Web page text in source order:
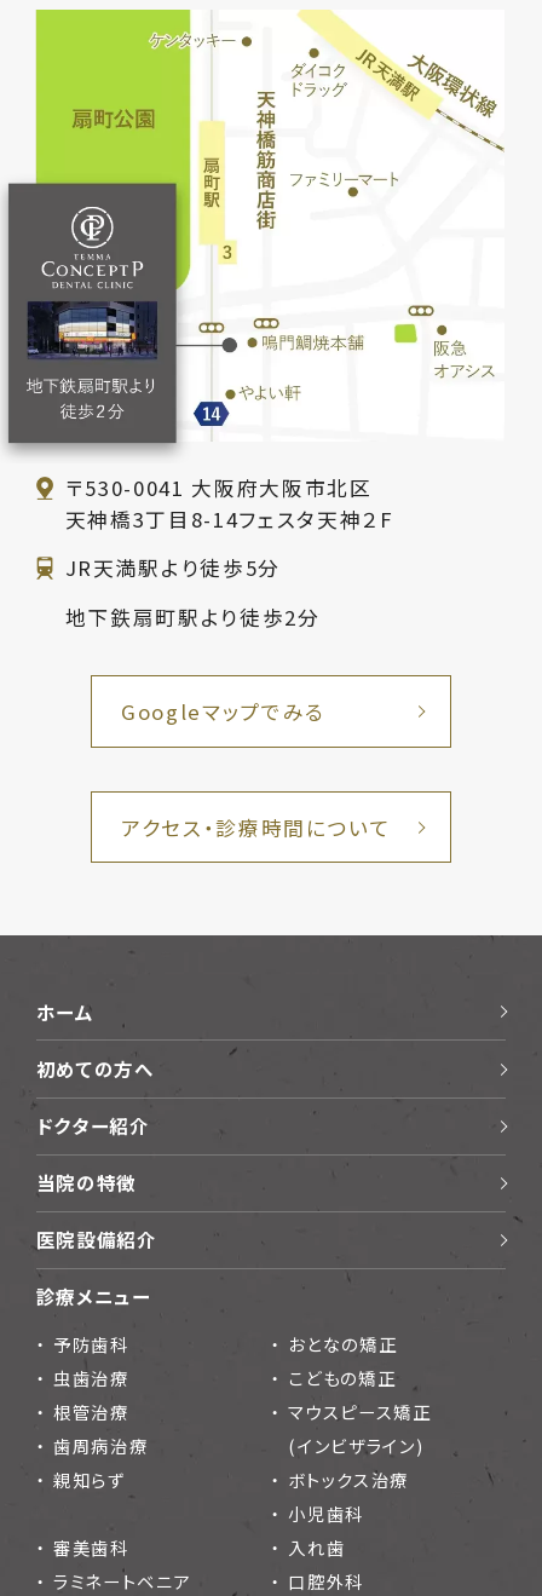
〒530-0041 大阪府大阪市北区
天神橋3丁目8-14フェスタ天神２F
JR天満駅より徒歩5分
地下鉄扇町駅より徒歩2分
Googleマップでみる
アクセス・診療時間について
ホーム
初めての方へ
ドクター紹介
当院の特徴
医院設備紹介
診療メニュー
予防歯科
虫歯治療
根管治療
歯周病治療
親知らず
おとなの矯正
こどもの矯正
マウスピース矯正
(インビザライン)
ボトックス治療
小児歯科
審美歯科
ラミネートベニア
入れ歯
口腔外科